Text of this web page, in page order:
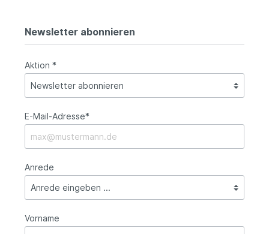
Newsletter abonnieren
Aktion *
E-Mail-Adresse*
Anrede
Vorname